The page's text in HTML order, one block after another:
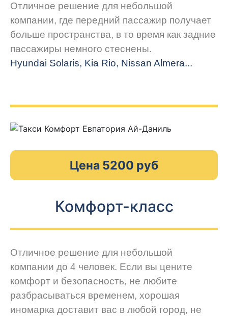
Отличное решение для небольшой
компании, где передний пассажир получает
больше пространства, в то время как задние
пассажиры немного стеснены.
Hyundai Solaris, Kia Rio, Nissan Almera...
Цена 5200 руб
Комфорт-класс
Отличное решение для небольшой
компании до 4 человек. Если вы цените
комфорт и безопасность, не любите
разбрасываться временем, хорошая
иномарка доставит вас в любой город, не